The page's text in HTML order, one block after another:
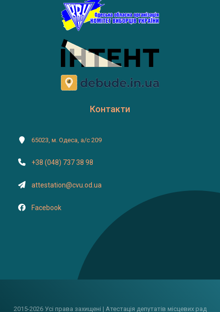
Контакти
65023, м. Одеса, а/с 209
+38 (048) 737 38 98
attestation@cvu.od.ua
Facebook
2015-2026 Усі права захищені | Атестація депутатів місцевих рад